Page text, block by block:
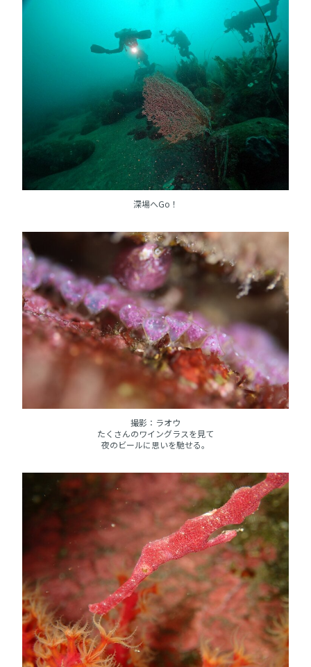
深場へGo！
撮影：ラオウ
たくさんのワイングラスを見て
夜のビールに思いを馳せる。